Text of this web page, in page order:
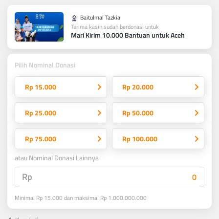
Baitulmal Tazkia
Terima kasih sudah berdonasi untuk
Mari Kirim 10.000 Bantuan untuk Aceh
Pilih Nominal Donasi
Rp 15.000 Rp 20.000
Rp 25.000 Rp 50.000
Rp 75.000
Rp 100.000
atau Nominal Donasi Lainnya
Rp
Minimal Rp 15.000 dan maksimal Rp 1.000.000.000